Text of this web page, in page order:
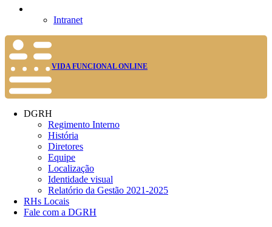
Intranet
VIDA FUNCIONAL ONLINE
DGRH
Regimento Interno
História
Diretores
Equipe
Localização
Identidade visual
Relatório da Gestão 2021-2025
RHs Locais
Fale com a DGRH